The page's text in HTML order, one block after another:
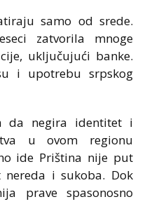
samo od srede.
zatvorila mnoge
uključujući banke.
i upotrebu srpskog
da negira identitet i
u ovom regionu
ide Priština nije put
i sukoba. Dok
prave spasonosno